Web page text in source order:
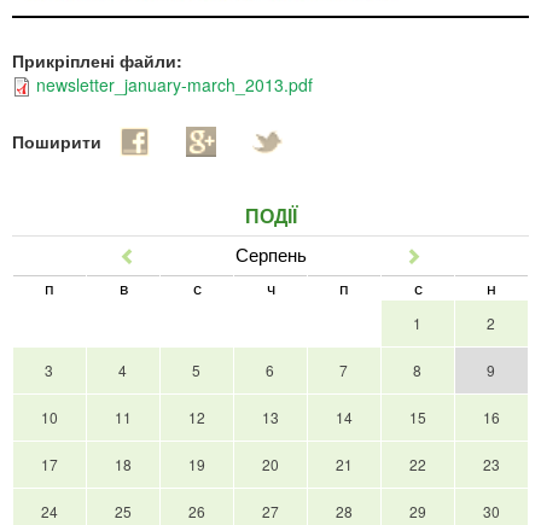
Прикріплені файли:
newsletter_january-march_2013.pdf
Поширити
ПОДІЇ
Серпень
п в с ч п с н
1 2
3 4 5 6 7 8 9
10 11 12 13 14 15 16
17 18 19 20 21 22 23
24 25 26 27 28 29 30